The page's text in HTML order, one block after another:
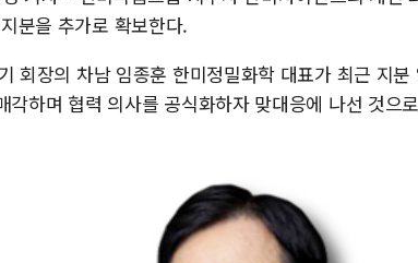
분을 추가로 확보한다.
회장의 차남 임종훈 한미정밀화학 대표가 최근 지
각하며 협력 의사를 공식화하자 맞대응에 나선 것으